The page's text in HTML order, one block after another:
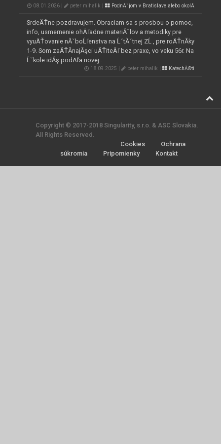
08.01.2026 | peter mihalik | PodnĂˇjom v Bratislave alebo okolĂ­
SrdeÄŤne pozdravujem. Obraciam sa s prosbou o pomoc,
info, usmernenie ohÄľadne materiĂˇlov a metodiky pre
vyuÄŤovanie nĂˇboĹľenstva na ĹˇtĂˇtnej ZĹ , pre roÄŤnĂ­ky
1-9. Som zaÄŤĂ­najĂşci uÄŤiteÄľ bez praxe, vo veku 56r. Na
Ĺˇkole idĂş podÄľa novej..
18.09.2025 | peter mihalik | KatechĂ©ti
Copyright © 2017-2018 Singularity, s.r.o. & ASC Slovakia.
All Rights Reserved.
Cookies
Ochrana
súkromia
Pripomienky Kontakt